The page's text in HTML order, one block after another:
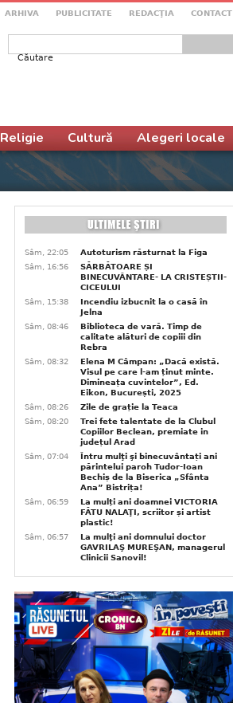
ARHIVA PUBLICITATE REDACŢIA CONTACT
Formular de căutare
Religie Cultură Alegeri locale
Sâm, 22:05
Autoturism răsturnat la Figa
Sâm, 16:56
SĂRBĂTOARE ȘI
BINECUVÂNTARE- LA CRISTEȘTII-
CICEULUI
Sâm, 15:38
Incendiu izbucnit la o casă în
Jelna
Sâm, 08:46
Biblioteca de vară. Timp de
calitate alături de copiii din
Rebra
Sâm, 08:32
Elena M Câmpan: „Dacă există.
Visul pe care l-am ținut minte.
Dimineața cuvintelor”, Ed.
Eikon, București, 2025
Sâm, 08:26
Zile de grație la Teaca
Sâm, 08:20
Trei fete talentate de la Clubul
Copiilor Beclean, premiate in
județul Arad
Sâm, 07:04
Întru mulţi şi binecuvântați ani
părintelui paroh Tudor-Ioan
Bechiș de la Biserica „Sfânta
Ana” Bistrița!
Sâm, 06:59
La mulți ani doamnei VICTORIA
FĂTU NALAŢI, scriitor și artist
plastic!
Sâm, 06:57
La mulţi ani domnului doctor
GAVRILAŞ MUREŞAN, managerul
Clinicii Sanovil!